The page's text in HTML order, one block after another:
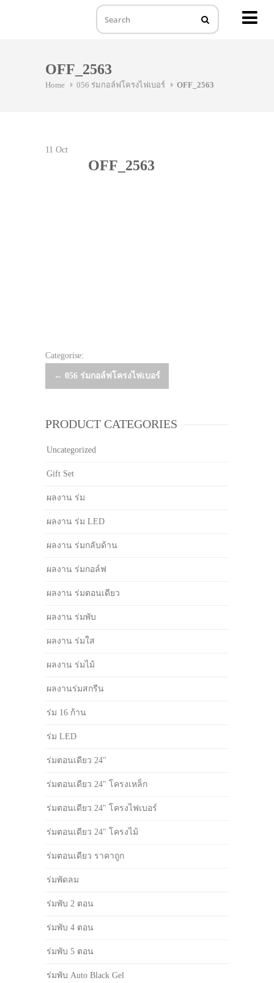
OFF_2563
Home 056 ร่มกอล์ฟโครงไฟเบอร์ OFF_2563
11 Oct
OFF_2563
Categorise:
Post
← 056 ร่มกอล์ฟโครงไฟเบอร์
PRODUCT CATEGORIES
Uncategorized
Gift Set
ผลงาน ร่ม
ผลงาน ร่ม LED
ผลงาน ร่มกลับด้าน
ผลงาน ร่มกอล์ฟ
ผลงาน ร่มตอนเดียว
ผลงาน ร่มพับ
ผลงาน ร่มใส
ผลงาน ร่มไม้
ผลงานร่มสกรีน
ร่ม 16 ก้าน
ร่ม LED
ร่มตอนเดียว 24"
ร่มตอนเดียว 24" โครงเหล็ก
ร่มตอนเดียว 24" โครงไฟเบอร์
ร่มตอนเดียว 24" โครงไม้
ร่มตอนเดียว ราคาถูก
ร่มพัดลม
ร่มพับ 2 ตอน
ร่มพับ 4 ตอน
ร่มพับ 5 ตอน
ร่มพับ Auto Black Gel